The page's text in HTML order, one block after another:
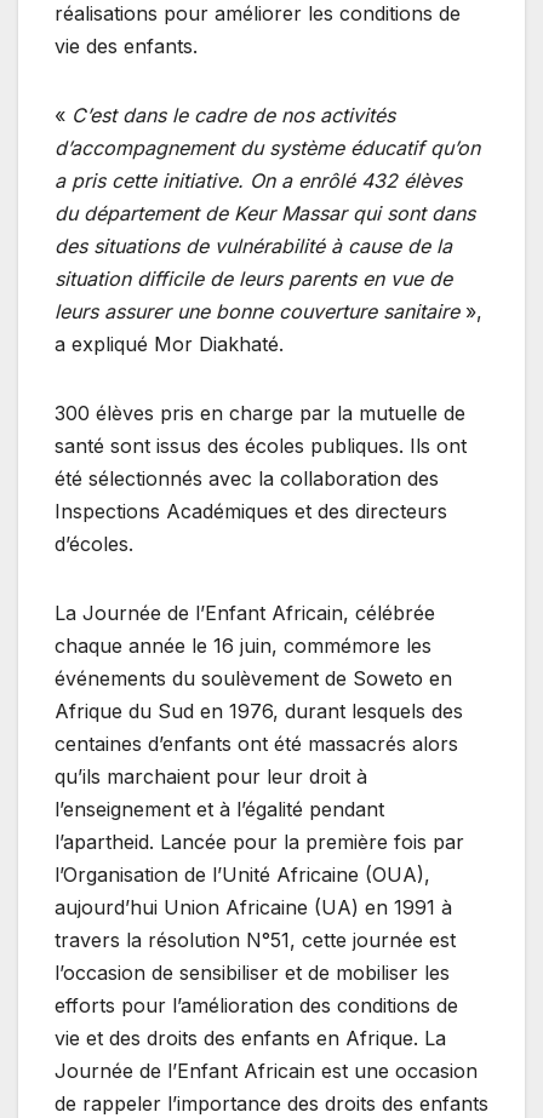
réalisations pour améliorer les conditions de
vie des enfants.
« C’est dans le cadre de nos activités
d’accompagnement du système éducatif qu’on
a pris cette initiative. On a enrôlé 432 élèves
du département de Keur Massar qui sont dans
des situations de vulnérabilité à cause de la
situation difficile de leurs parents en vue de
leurs assurer une bonne couverture sanitaire»,
a expliqué Mor Diakhaté.
300 élèves pris en charge par la mutuelle de
santé sont issus des écoles publiques. Ils ont
été sélectionnés avec la collaboration des
Inspections Académiques et des directeurs
d’écoles.
La Journée de l’Enfant Africain, célébrée
chaque année le 16 juin, commémore les
événements du soulèvement de Soweto en
Afrique du Sud en 1976, durant lesquels des
centaines d’enfants ont été massacrés alors
qu’ils marchaient pour leur droit à
l’enseignement et à l’égalité pendant
l’apartheid. Lancée pour la première fois par
l’Organisation de l’Unité Africaine (OUA),
aujourd’hui Union Africaine (UA) en 1991 à
travers la résolution N°51, cette journée est
l’occasion de sensibiliser et de mobiliser les
efforts pour l’amélioration des conditions de
vie et des droits des enfants en Afrique. La
Journée de l’Enfant Africain est une occasion
de rappeler l’importance des droits des enfants